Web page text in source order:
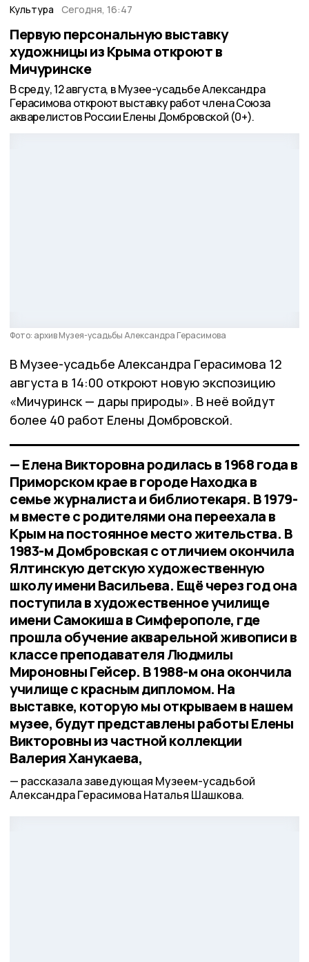
Культура Сегодня, 16:47
Первую персональную выставку
художницы из Крыма откроют в
Мичуринске
В среду, 12 августа, в Музее-усадьбе Александра
Герасимова откроют выставку работ члена Союза
акварелистов России Елены Домбровской (0+).
Фото: архив Музея-усадьбы Александра Герасимова
В Музее-усадьбе Александра Герасимова 12
августа в 14:00 откроют новую экспозицию
«Мичуринск — дары природы». В неё войдут
более 40 работ Елены Домбровской.
— Елена Викторовна родилась в 1968 года в
Приморском крае в городе Находка в
семье журналиста и библиотекаря. В 1979-
м вместе с родителями она переехала в
Крым на постоянное место жительства. В
1983-м Домбровская с отличием окончила
Ялтинскую детскую художественную
школу имени Васильева. Ещё через год она
поступила в художественное училище
имени Самокиша в Симферополе, где
прошла обучение акварельной живописи в
классе преподавателя Людмилы
Мироновны Гейсер. В 1988-м она окончила
училище с красным дипломом. На
выставке, которую мы открываем в нашем
музее, будут представлены работы Елены
Викторовны из частной коллекции
Валерия Ханукаева,
рассказала заведующая Музеем-усадьбой
Александра Герасимова Наталья Шашкова.